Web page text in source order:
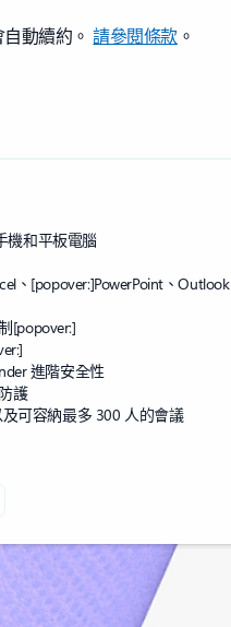
自動續約。請參閱條款。
機和平板電腦
、 [popover:]PowerPoint、Outlook
[popover:]
進階安全性
護
可容納最多 300 人的會議